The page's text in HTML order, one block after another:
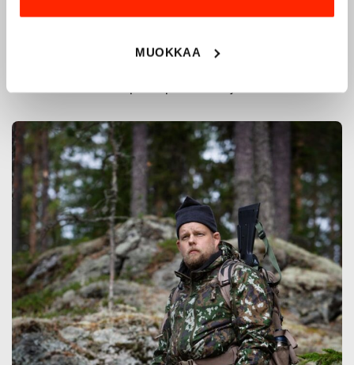
MUOKKAA
:n tuotteet on suunniteltu yhteistyössä käyttäjien